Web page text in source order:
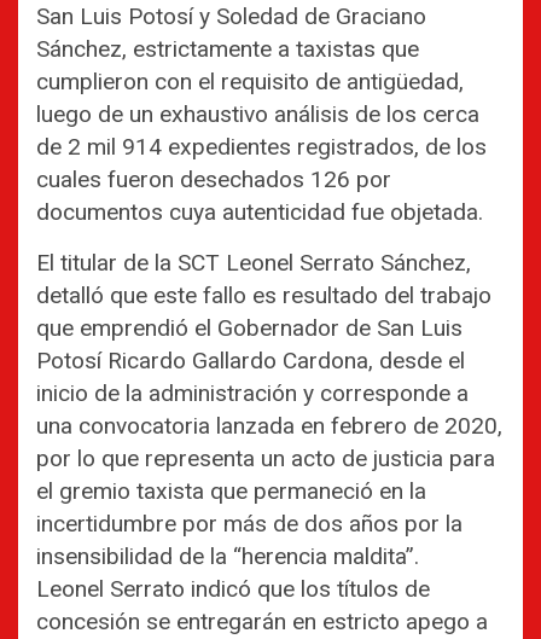
San Luis Potosí y Soledad de Graciano
Sánchez, estrictamente a taxistas que
cumplieron con el requisito de antigüedad,
luego de un exhaustivo análisis de los cerca
de 2 mil 914 expedientes registrados, de los
cuales fueron desechados 126 por
documentos cuya autenticidad fue objetada.
El titular de la SCT Leonel Serrato Sánchez,
detalló que este fallo es resultado del trabajo
que emprendió el Gobernador de San Luis
Potosí Ricardo Gallardo Cardona, desde el
inicio de la administración y corresponde a
una convocatoria lanzada en febrero de 2020,
por lo que representa un acto de justicia para
el gremio taxista que permaneció en la
incertidumbre por más de dos años por la
insensibilidad de la “herencia maldita”.
Leonel Serrato indicó que los títulos de
concesión se entregarán en estricto apego a